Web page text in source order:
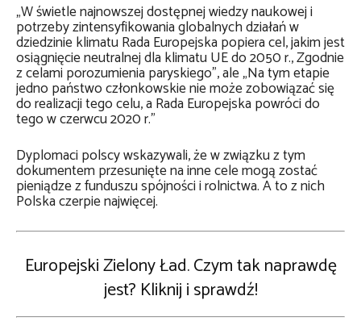
„W świetle najnowszej dostępnej wiedzy naukowej i
potrzeby zintensyfikowania globalnych działań w
dziedzinie klimatu Rada Europejska popiera cel, jakim jest
osiągnięcie neutralnej dla klimatu UE do 2050 r., Zgodnie
z celami porozumienia paryskiego”, ale „Na tym etapie
jedno państwo członkowskie nie może zobowiązać się
do realizacji tego celu, a Rada Europejska powróci do
tego w czerwcu 2020 r.”
Dyplomaci polscy wskazywali, że w związku z tym
dokumentem przesunięte na inne cele mogą zostać
pieniądze z funduszu spójności i rolnictwa. A to z nich
Polska czerpie najwięcej.
Europejski Zielony Ład. Czym tak naprawdę
jest? Kliknij i sprawdź!